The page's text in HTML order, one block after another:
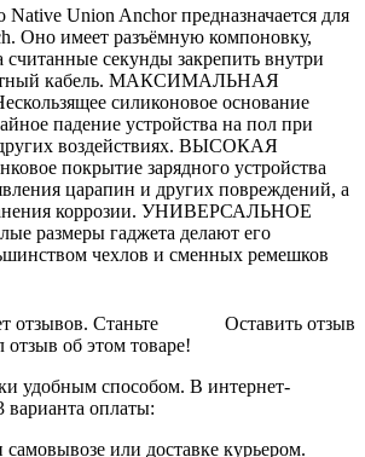
Native Union Anchor предназначается для
Оно имеет разъёмную компоновку,
считанные секунды закрепить внутри
кабель. МАКСИМАЛЬНАЯ
силиконовое основание
падение устройства на пол при
воздействиях. ВЫСОКАЯ
покрытие зарядного устройства
царапин и других повреждений, а
коррозии. УНИВЕРСАЛЬНОЕ
гаджета делают его
чехлов и сменных ремешков
Оставить отзыв
отзывов. Станьте
об этом товаре!
удобным способом. В интернет-
варианта оплаты:
или доставке курьером.